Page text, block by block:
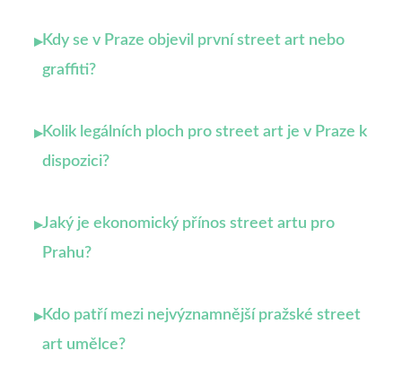
▸Kdy se v Praze objevil první street art nebo
graffiti?
▸Kolik legálních ploch pro street art je v Praze k
dispozici?
▸Jaký je ekonomický přínos street artu pro
Prahu?
▸Kdo patří mezi nejvýznamnější pražské street
art umělce?